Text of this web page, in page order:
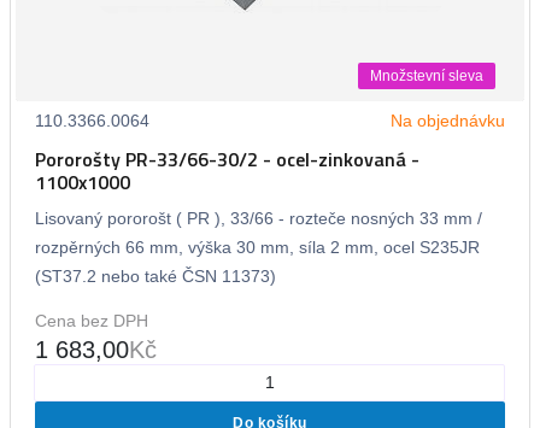
Množstevní sleva
110.3366.0064 Na objednávku
Pororošty PR-33/66-30/2 - ocel-zinkovaná -
1100x1000
Lisovaný pororošt ( PR ), 33/66 - rozteče nosných 33 mm /
rozpěrných 66 mm, výška 30 mm, síla 2 mm, ocel S235JR
(ST37.2 nebo také ČSN 11373)
Cena bez DPH
1 683,00Kč
Do košíku